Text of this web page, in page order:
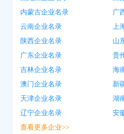
内蒙古企业名录
广
云南企业名录
上
陕西企业名录
山
广东企业名录
贵
吉林企业名录
海
澳门企业名录
新
天津企业名录
湖
辽宁企业名录
安
查看更多企业>>